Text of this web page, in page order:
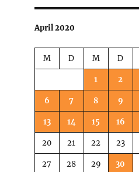
April 2020
M D M D
1 2
6 7 8 9
13 14 15 16
20 21 22 23
27 28 29 30